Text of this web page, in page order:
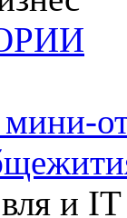
и IT